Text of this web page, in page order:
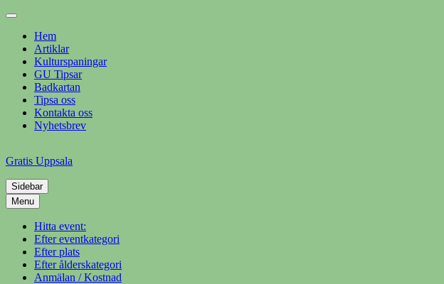
Skip
contentHem
Artiklar
Kulturspaningar
GU Tipsar
Badkartan
Tipsa oss
Kontakta oss
Nyhetsbrev
Gratis Uppsala
Din evenemangsguide på nätet
Sidebar
Menu
Hitta event:
Efter eventkategori
Efter plats
Efter ålderskategori
Anmälan / Kostnad